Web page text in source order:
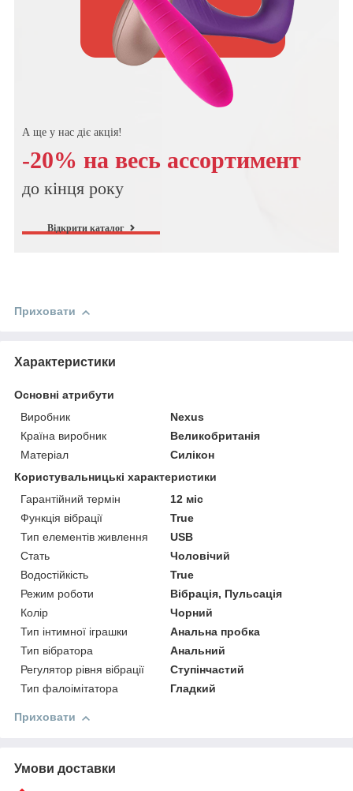
А ще у нас діє акція!
-20% на весь ассортимент
до кінця року
Відкрити каталог
Приховати
Характеристики
Основні атрибути
Виробник
Nexus
Країна виробник
Великобританія
Матеріал
Силікон
Користувальницькі характеристики
Гарантійний термін
12 міс
Функція вібрації
True
Тип елементів живлення
USB
Стать
Чоловічий
Водостійкість
True
Режим роботи
Вібрація, Пульсація
Колір
Чорний
Тип інтимної іграшки
Анальна пробка
Тип вібратора
Анальний
Регулятор рівня вібрації
Ступінчастий
Тип фалоімітатора
Гладкий
Приховати
Умови доставки